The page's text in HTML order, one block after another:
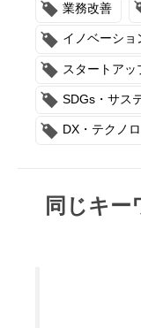
業務改善
イノベーショ
スタートアッ
SDGs・サス
DX・テクノ
同じキ